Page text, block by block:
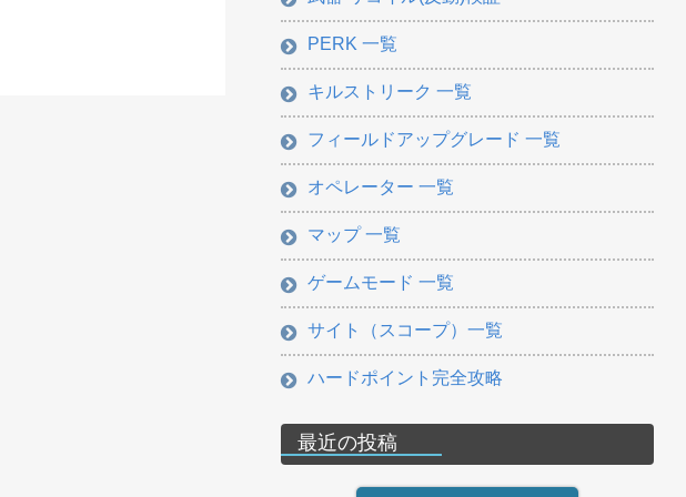
PERK 一覧
キルストリーク 一覧
フィールドアップグレード 一覧
オペレーター 一覧
マップ 一覧
ゲームモード 一覧
サイト（スコープ）一覧
ハードポイント完全攻略
最近の投稿